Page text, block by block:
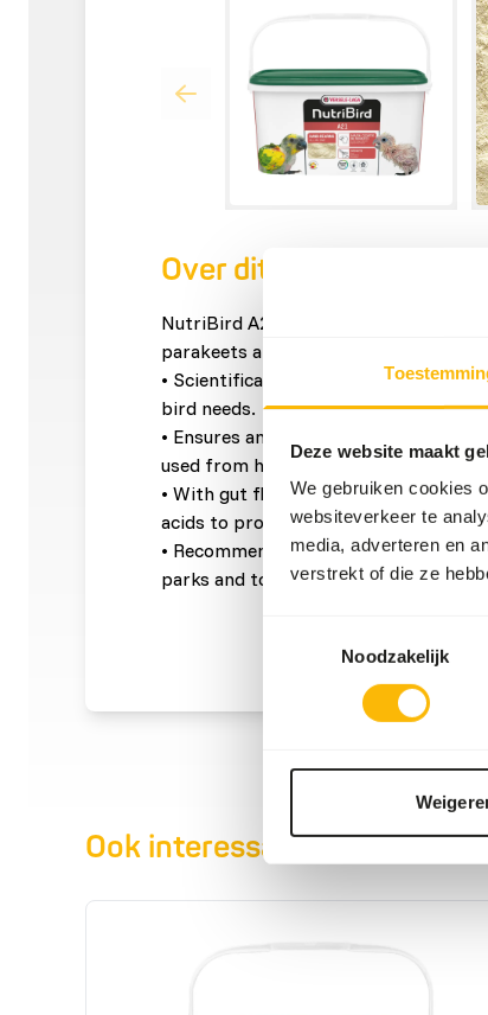
Deze website maakt
We gebruiken cookies
websiteverkeer te
media, adverteren en
verstrekt of die ze
Noodzakelijk
Over dit product
NutriBird A21 is a hand-rearing food
parakeets and other baby birds with
• Scientifically approved composition
bird needs.
• Ensures an optimal growth to
used from hatching until weaning.
• With gut flora stabilisers,
acids to promote digestion.
• Recommended by veterinarians
parks and top breeders.
Ook interessant